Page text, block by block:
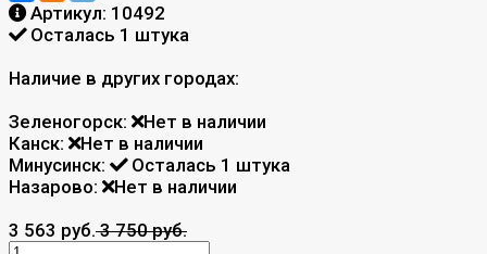
Артикул: 10492
Осталась 1 штука
Наличие в других городах:
Зеленогорск:
Нет в наличии
Канск:
Нет в наличии
Минусинск:
Осталась 1 штука
Назарово:
Нет в наличии
3 563 руб.3 750 руб.